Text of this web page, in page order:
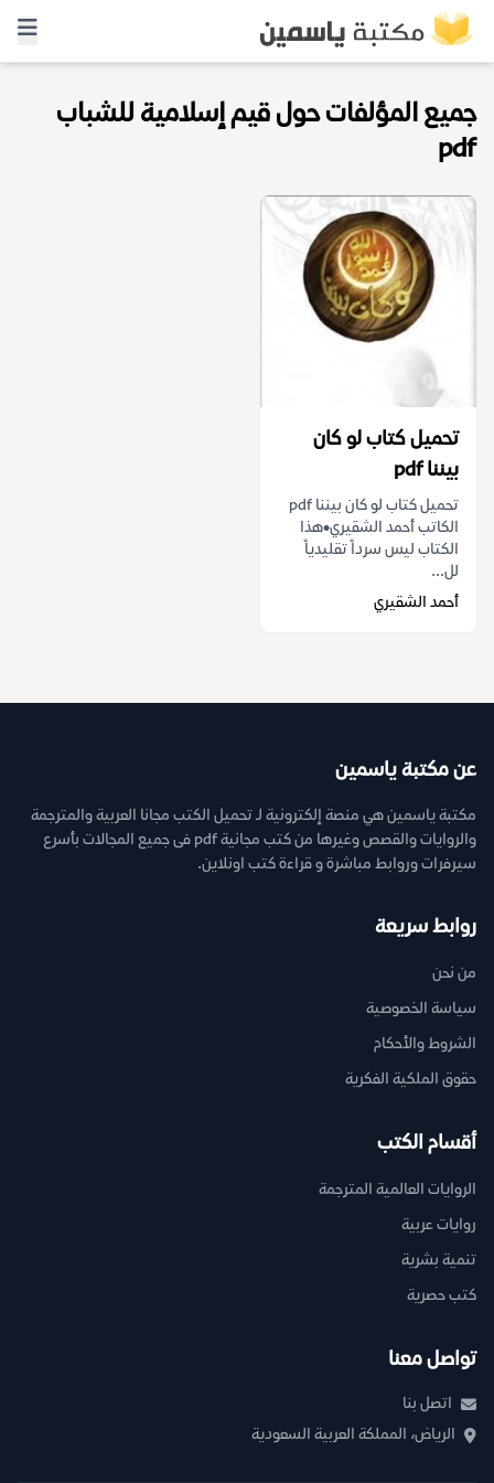
جميع المؤلفات حول قيم إسلامية للشباب
pdf
تحميل كتاب لو كان
بيننا pdf
تحميل كتاب لو كان بيننا pdf
الكاتب أحمد الشقيري•هذا
الكتاب ليس سرداً تقليدياً
لل...
أحمد الشقيري
عن مكتبة ياسمين
مكتبة ياسمين هي منصة إلكترونية لـ تحميل الكتب مجانا العربية والمترجمة
والروايات والقصص وغيرها من كتب مجانية pdf فى جميع المجالات بأسرع
سيرفرات وروابط مباشرة و قراءة كتب اونلاين.
روابط سريعة
من نحن
سياسة الخصوصية
الشروط والأحكام
حقوق الملكية الفكرية
أقسام الكتب
الروايات العالمية المترجمة
روايات عربية
تنمية بشرية
كتب حصرية
تواصل معنا
اتصل بنا
الرياض، المملكة العربية السعودية